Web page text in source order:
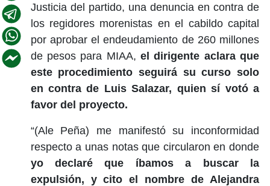
Justicia del partido, una denuncia en contra de
los regidores morenistas en el cabildo capital
por aprobar el endeudamiento de 260 millones
de pesos para MIAA, el dirigente aclara que
este procedimiento seguirá su curso solo
en contra de Luis Salazar, quien sí votó a
favor del proyecto.
“(Ale Peña) me manifestó su inconformidad
respecto a unas notas que circularon en donde
yo declaré que íbamos a buscar la
expulsión, y cito el nombre de Alejandra